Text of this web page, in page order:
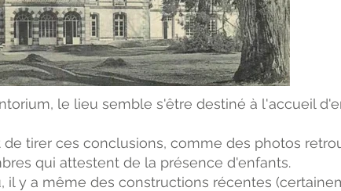
le lieu semble s'être destiné à l'accueil
tirer ces conclusions, comme des photos
qui attestent de la présence d'enfants.
il y a même des constructions récentes